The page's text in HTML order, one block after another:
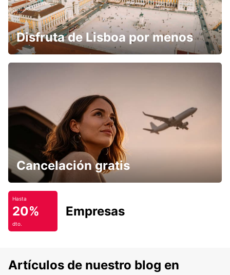
Disfruta de Lisboa por menos
Cancelación gratis
Hasta
20%
dto.
Empresas
Artículos de nuestro blog en